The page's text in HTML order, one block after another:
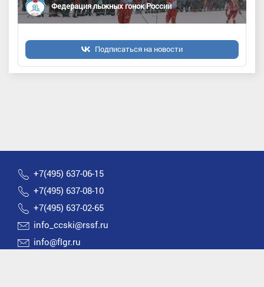
Федерация лыжных гонок России
Подписаться на новости
+7(495) 637-06-15
+7(495) 637-08-10
+7(495) 637-02-65
info_ccski@rssf.ru
info@flgr.ru